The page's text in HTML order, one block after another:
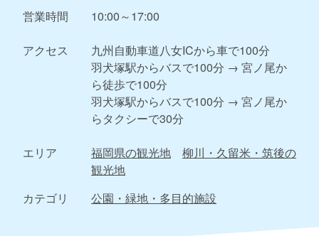
営業時間
10:00～17:00
アクセス
九州自動車道八女ICから車で100分
羽犬塚駅からバスで100分 → 宮ノ尾か
ら徒歩で100分
羽犬塚駅からバスで100分 → 宮ノ尾か
らタクシーで30分
エリア 福岡県の観光地
柳川・久留米・筑後の
観光地
カテゴリ
公園・緑地・多目的施設